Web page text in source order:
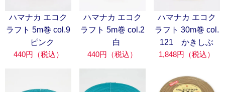
ハマナカ エコク
ラフト 5m巻 col.9
ピンク
440円（税込）
ハマナカ エコク
ラフト 5m巻 col.2
白
440円（税込）
ハマナカ エコク
ラフト 30m巻 col.
121 かきしぶ
1,848円（税込）